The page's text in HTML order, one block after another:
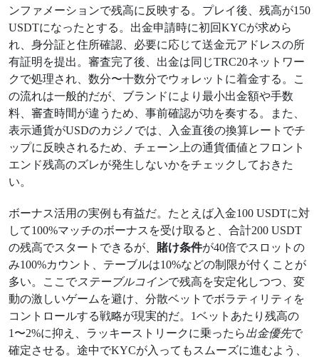
ンファメーションで残高に反映する。プレイ後、残高が150
USDTになったとする。出金申請時に初回KYCが求めら
れ、身分証と住所確認、必要に応じて送金元アドレスの所
有証明を提出。審査完了後、出金は同じTRC20ネットワー
クで処理され、数分〜十数分でウォレットに着金する。こ
の流れは一般的だが、ブランドにより最小出金額や手数
料、審査時間が違うため、事前確認が功を奏する。また、
表示通貨がUSDのカジノでは、入金直後の換算レートでチ
ップに反映されるため、チェーン上の通貨価値とフロント
エンド残高のズレが発生しないかをチェックしておきた
い。
ボーナス活用の実例も有益だ。たとえば入金100 USDTに対
して100%マッチのボーナスを受け取ると、合計200 USDT
の残高でスタートできるが、 賭け条件が40倍でスロットの
み100%カウント、テーブルは10%などの制限が付くことが
多い。ここで ステーブルコインで残高を安定化しつつ、変
動の激しいゲームを避け、分散ベットでボラティリティを
コントロールする戦略が現実的だ。1ベットあたり残高の
1〜2%に抑え、ラッキーストリークに乗ったら出金優先で
確定させる。途中でKYCが入ってもスムーズに進むよう、